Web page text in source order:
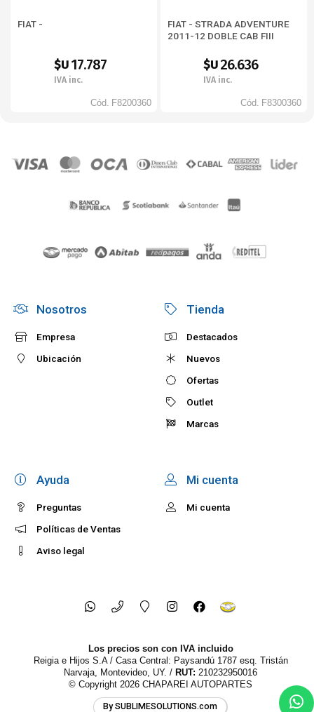
FIAT -
$U17.787
IVA inc.
Cód. F8200360
FIAT - STRADA ADVENTURE
2011-12 DOBLE CAB FIII
$U26.636
IVA inc.
Cód. F8300360
Nosotros
Empresa
Ubicación
Tienda
Destacados
Nuevos
Ofertas
Outlet
Marcas
Ayuda
Preguntas
Políticas de Ventas
Aviso legal
Mi cuenta
Mi cuenta
Los precios son con IVA incluido
Reigia e Hijos S.A / Casa Central: Paysandú 1787 esq. Tristán
Narvaja, Montevideo, UY. / RUT: 210232950016
© Copyright 2026 CHAPAREI AUTOPARTES
By SUBLIMESOLUTIONS.com